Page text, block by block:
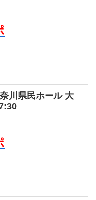
川県民ホール 大